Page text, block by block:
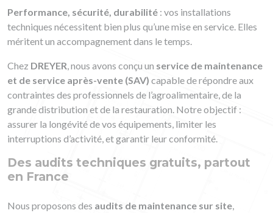
Performance, sécurité, durabilité : vos installations
techniques nécessitent bien plus qu’une mise en service. Elles
méritent un accompagnement dans le temps.
Chez DREYER , nous avons conçu un service de maintenance
et de service après-vente (SAV) capable de répondre aux
contraintes des professionnels de l’agroalimentaire, de la
grande distribution et de la restauration. Notre objectif :
assurer la longévité de vos équipements, limiter les
interruptions d’activité, et garantir leur conformité.
Des audits techniques gratuits, partout
en France
Nous proposons des audits de maintenance sur site